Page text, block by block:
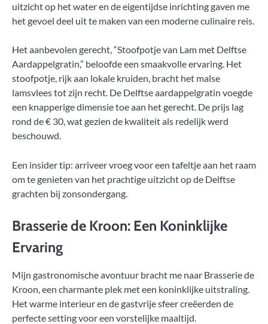
uitzicht op het water en de eigentijdse inrichting gaven me
het gevoel deel uit te maken van een moderne culinaire reis.
Het aanbevolen gerecht, “Stoofpotje van Lam met Delftse
Aardappelgratin,” beloofde een smaakvolle ervaring. Het
stoofpotje, rijk aan lokale kruiden, bracht het malse
lamsvlees tot zijn recht. De Delftse aardappelgratin voegde
een knapperige dimensie toe aan het gerecht. De prijs lag
rond de € 30, wat gezien de kwaliteit als redelijk werd
beschouwd.
Een insider tip: arriveer vroeg voor een tafeltje aan het raam
om te genieten van het prachtige uitzicht op de Delftse
grachten bij zonsondergang.
Brasserie de Kroon: Een Koninklijke
Ervaring
Mijn gastronomische avontuur bracht me naar Brasserie de
Kroon, een charmante plek met een koninklijke uitstraling.
Het warme interieur en de gastvrije sfeer creëerden de
perfecte setting voor een vorstelijke maaltijd.